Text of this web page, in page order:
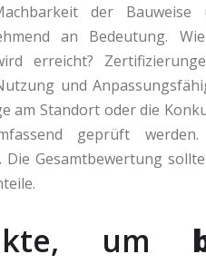
der
an Bedeutung.
erreicht?
und
am Standort oder die
geprüft werden.
Die Gesamtbewertung
um